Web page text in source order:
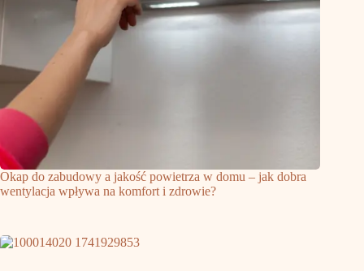
Okap do zabudowy a jakość powietrza w domu – jak dobra
wentylacja wpływa na komfort i zdrowie?